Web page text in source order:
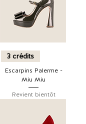
3 crédits
Escarpins Palerme -
Miu Miu
Revient bientôt